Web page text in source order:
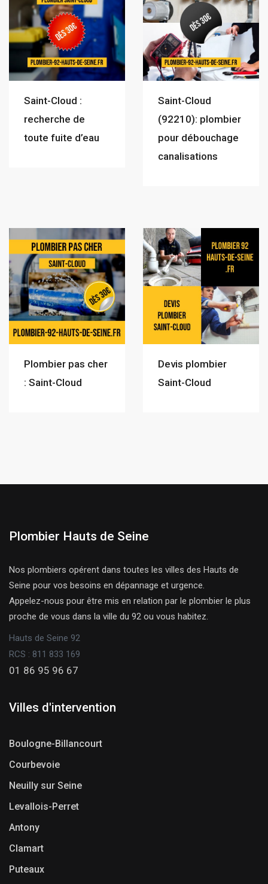
Saint-Cloud :
recherche de
toute fuite d’eau
Saint-Cloud
(92210): plombier
pour débouchage
canalisations
Plombier pas cher
: Saint-Cloud
Devis plombier
Saint-Cloud
Plombier Hauts de Seine
Nos plombiers opérent dans toutes les villes des Hauts de
Seine pour vos besoins en dépannage et urgence.
Appelez-nous pour être mis en relation par le plombier le plus
proche de vous dans la ville du 92 ou vous habitez.
Hauts de Seine 92
RCS : 811 833 169
01 86 95 96 67
Villes d'intervention
Boulogne-Billancourt
Courbevoie
Neuilly sur Seine
Levallois-Perret
Antony
Clamart
Puteaux